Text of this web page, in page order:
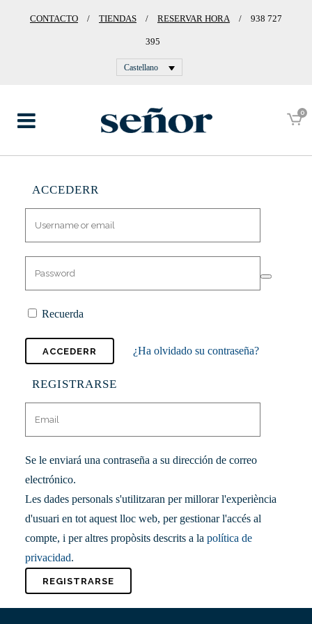
CONTACTO / TIENDAS / RESERVAR HORA / 938 727
395
Castellano
0
ACCEDERR
Recuerda
¿Ha olvidado su contraseña?
REGISTRARSE
Se le enviará una contraseña a su dirección de correo
electrónico.
Les dades personals s'utilitzaran per millorar l'experiència
d'usuari en tot aquest lloc web, per gestionar l'accés al
compte, i per altres propòsits descrits a la política de
privacidad.